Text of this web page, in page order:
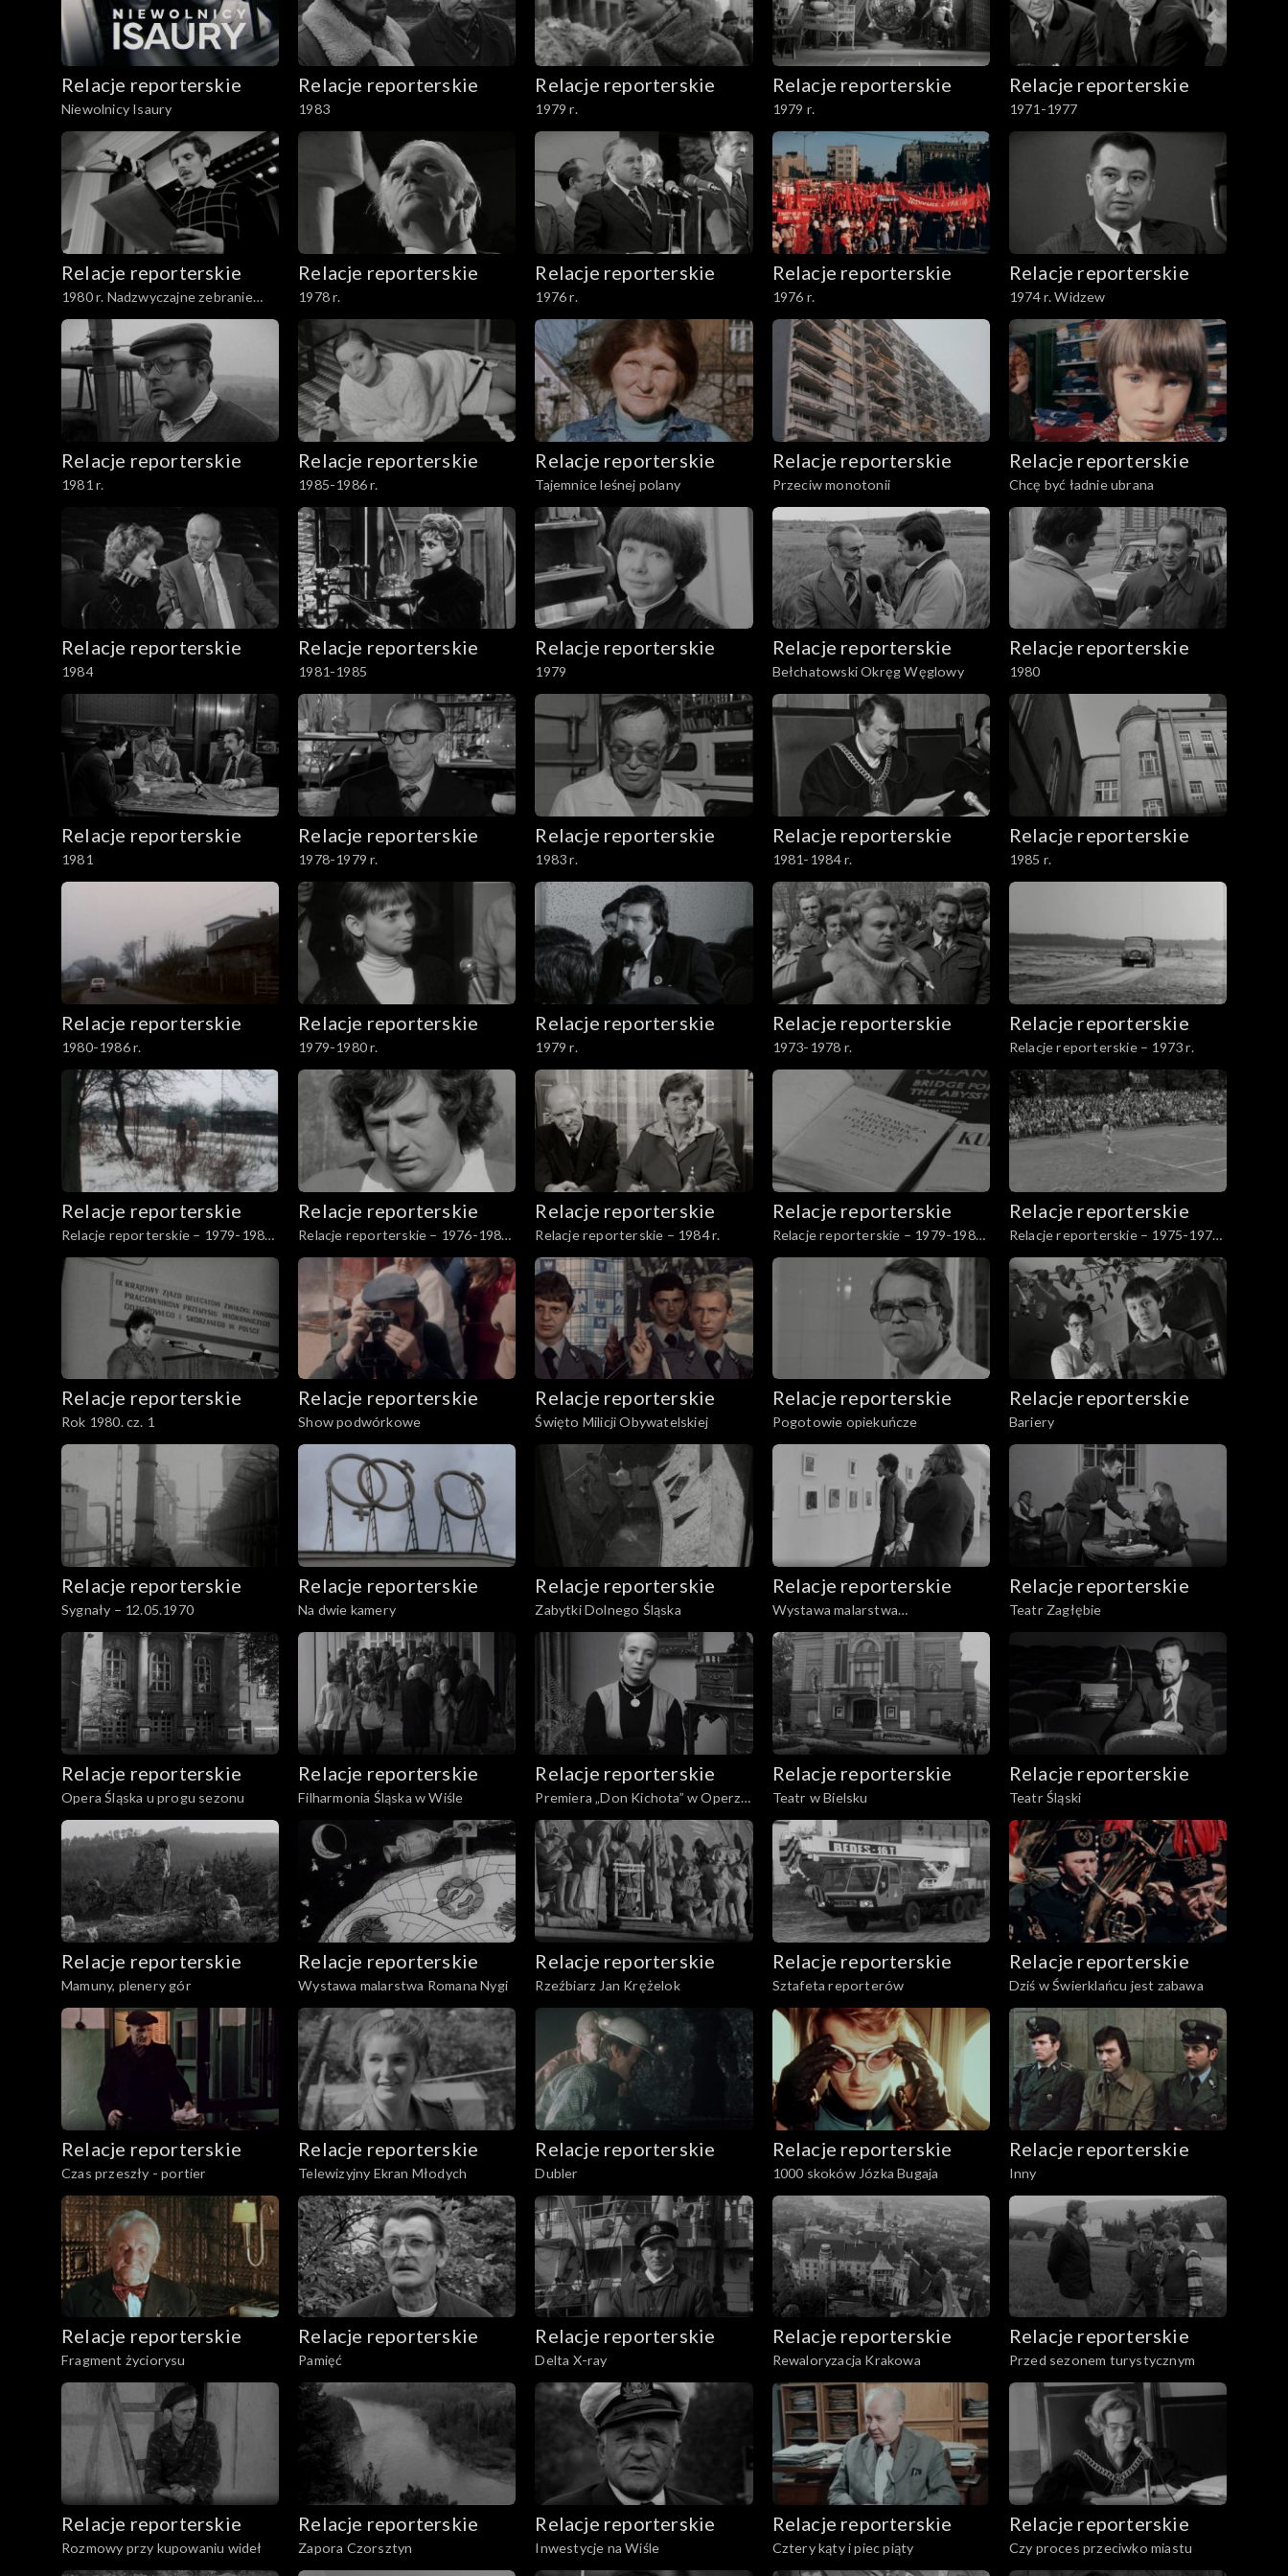
Relacje reporterskie
Niewolnicy Isaury
Relacje reporterskie
1983
Relacje reporterskie
1979 r.
Relacje reporterskie
1979 r.
Relacje reporterskie
1971-1977
Relacje reporterskie
1980 r. Nadzwyczajne zebranie
delegatów NSZZ Solidarność w
Łodzi
Relacje reporterskie
1978 r.
Relacje reporterskie
1976 r.
Relacje reporterskie
1976 r.
Relacje reporterskie
1974 r. Widzew
Relacje reporterskie
1981 r.
Relacje reporterskie
1985-1986 r.
Relacje reporterskie
Tajemnice leśnej polany
Relacje reporterskie
Przeciw monotonii
Relacje reporterskie
Chcę być ładnie ubrana
Relacje reporterskie
1984
Relacje reporterskie
1981-1985
Relacje reporterskie
1979
Relacje reporterskie
Bełchatowski Okręg Węglowy
Relacje reporterskie
1980
Relacje reporterskie
1981
Relacje reporterskie
1978-1979 r.
Relacje reporterskie
1983 r.
Relacje reporterskie
1981-1984 r.
Relacje reporterskie
1985 r.
Relacje reporterskie
1980-1986 r.
Relacje reporterskie
1979-1980 r.
Relacje reporterskie
1979 r.
Relacje reporterskie
1973-1978 r.
Relacje reporterskie
Relacje reporterskie – 1973 r.
Relacje reporterskie
Relacje reporterskie – 1979-1980
r.
Relacje reporterskie
Relacje reporterskie – 1976-1980
r.
Relacje reporterskie
Relacje reporterskie – 1984 r.
Relacje reporterskie
Relacje reporterskie – 1979-1984
r.
Relacje reporterskie
Relacje reporterskie – 1975-1976
r.
Relacje reporterskie
Rok 1980. cz. 1
Relacje reporterskie
Show podwórkowe
Relacje reporterskie
Święto Milicji Obywatelskiej
Relacje reporterskie
Pogotowie opiekuńcze
Relacje reporterskie
Bariery
Relacje reporterskie
Sygnały – 12.05.1970
Relacje reporterskie
Na dwie kamery
Relacje reporterskie
Zabytki Dolnego Śląska
Relacje reporterskie
Wystawa malarstwa
Grabowskiego
Relacje reporterskie
Teatr Zagłębie
Relacje reporterskie
Opera Śląska u progu sezonu
Relacje reporterskie
Filharmonia Śląska w Wiśle
Relacje reporterskie
Premiera „Don Kichota” w Operze
Śląskiej
Relacje reporterskie
Teatr w Bielsku
Relacje reporterskie
Teatr Śląski
Relacje reporterskie
Mamuny, plenery gór
Relacje reporterskie
Wystawa malarstwa Romana Nygi
Relacje reporterskie
Rzeźbiarz Jan Krężelok
Relacje reporterskie
Sztafeta reporterów
Relacje reporterskie
Dziś w Świerklańcu jest zabawa
Relacje reporterskie
Czas przeszły - portier
Relacje reporterskie
Telewizyjny Ekran Młodych
Relacje reporterskie
Dubler
Relacje reporterskie
1000 skoków Józka Bugaja
Relacje reporterskie
Inny
Relacje reporterskie
Fragment życiorysu
Relacje reporterskie
Pamięć
Relacje reporterskie
Delta X-ray
Relacje reporterskie
Rewaloryzacja Krakowa
Relacje reporterskie
Przed sezonem turystycznym
Relacje reporterskie
Rozmowy przy kupowaniu wideł
Relacje reporterskie
Zapora Czorsztyn
Relacje reporterskie
Inwestycje na Wiśle
Relacje reporterskie
Cztery kąty i piec piąty
Relacje reporterskie
Czy proces przeciwko miastu